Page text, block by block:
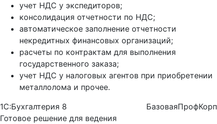
учет НДС у экспедиторов;
консолидация отчетности по НДС;
автоматическое заполнение отчетности
некредитных финансовых организаций;
расчеты по контрактам для выполнения
государственного заказа;
учет НДС у налоговых агентов при приобретении
металлолома и прочее.
1С:Бухгалтерия 8
БазоваяПрофКорп
Готовое решение для ведения